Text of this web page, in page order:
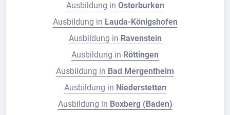
Ausbildung in Osterburken
Ausbildung in Lauda-Königshofen
Ausbildung in Ravenstein
Ausbildung in Röttingen
Ausbildung in Bad Mergentheim
Ausbildung in Niederstetten
Ausbildung in Boxberg (Baden)